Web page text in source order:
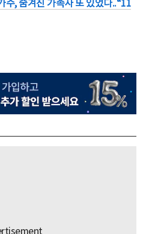
수, 숨겨진 가족사 또 있었다..“11